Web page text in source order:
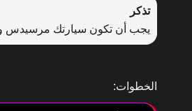
تذكر
يجب أن تكون سيارتك مرسيدس
الخطوات: